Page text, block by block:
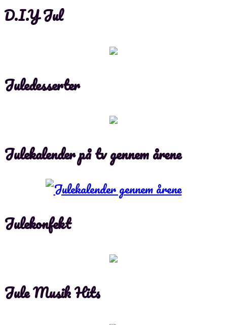
D.I.Y Jul
Juledesserter
Julekalender på tv gennem årene
Julekonfekt
Jule Musik Hits